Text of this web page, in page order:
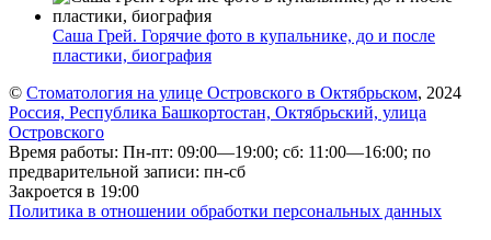
Саша Грей. Горячие фото в купальнике, до и после
пластики, биография
© Стоматология на улице Островского в Октябрьском, 2024
Россия, Республика Башкортостан, Октябрьский, улица
Островского
Время работы: Пн-пт: 09:00—19:00; сб: 11:00—16:00; по
предварительной записи: пн-сб
Закроется в 19:00
Политика в отношении обработки персональных данных